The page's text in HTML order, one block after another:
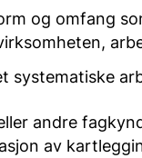
og omfang
systematiske
andre
av